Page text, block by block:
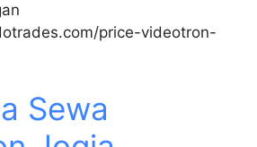
price-videotron-
Sewa